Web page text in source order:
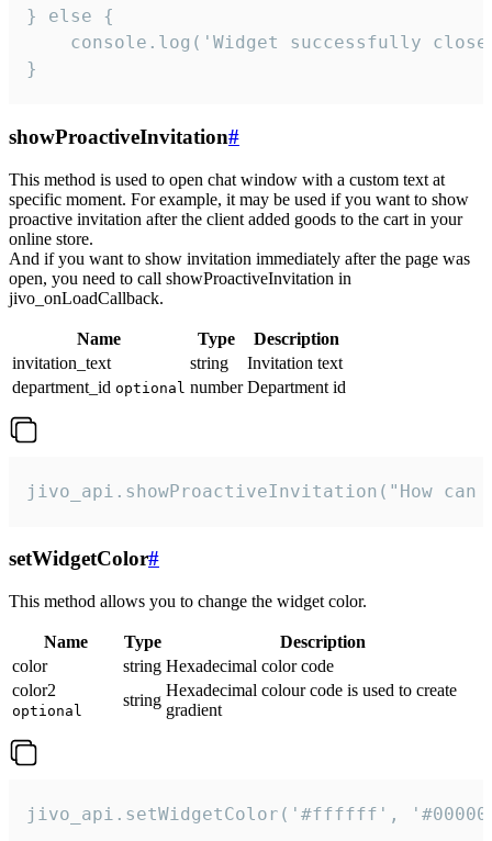
} else {
console.log('Widget successfully
}
showProactiveInvitation#
This method is used to open chat window with a custom text at
specific moment. For example, it may be used if you want to show
proactive invitation after the client added goods to the cart in your
online store.
And if you want to show invitation immediately after the page was
open, you need to call showProactiveInvitation in
jivo_onLoadCallback.
Name Type
Description
invitation_text
string
Invitation text
department_id optional number Department id
jivo_api.showProactiveInvitation("How
setWidgetColor#
This method allows you to change the widget color.
Name Type
Description
color
string Hexadecimal color code
color2
optional
string
Hexadecimal colour code is used to create
gradient
jivo_api.setWidgetColor('#ffffff',